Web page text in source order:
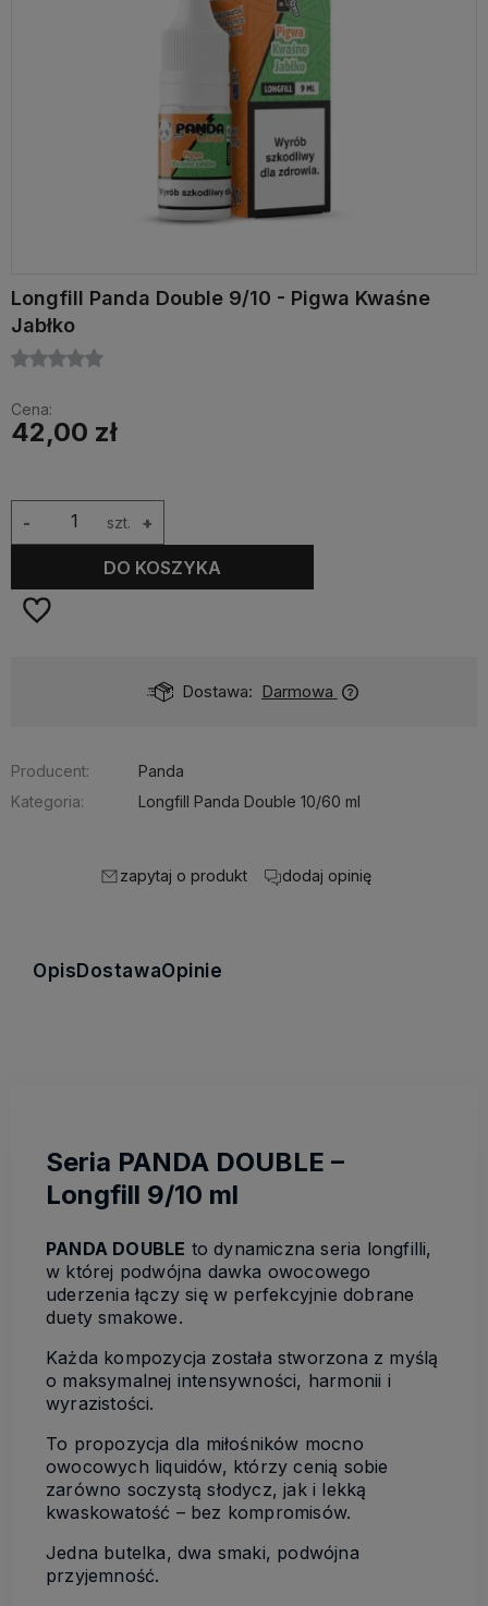
Longfill Panda Double 9/10 - Pigwa Kwaśne
Jabłko
Cena:
42,00 zł
szt. +
-
DO KOSZYKA
Dostępność: średnia ilość
Producent:
Panda
Kategoria:
Longfill Panda Double 10/60 ml
zapytaj o produkt dodaj opinię
Opis DostawaOpinie
Seria PANDA DOUBLE –
Longfill 9/10 ml
PANDA DOUBLE to dynamiczna seria longfilli,
w której podwójna dawka owocowego
uderzenia łączy się w perfekcyjnie dobrane
duety smakowe.
Każda kompozycja została stworzona z myślą
o maksymalnej intensywności, harmonii i
wyrazistości.
To propozycja dla miłośników mocno
owocowych liquidów, którzy cenią sobie
zarówno soczystą słodycz, jak i lekką
kwaskowatość – bez kompromisów.
Jedna butelka, dwa smaki, podwójna
przyjemność.